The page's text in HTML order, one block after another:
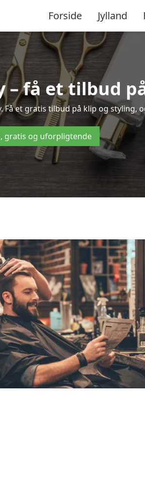
Forside Jylland
– få et tilbud
et gratis tilbud på klip og styling,
gratis og uforpligtende